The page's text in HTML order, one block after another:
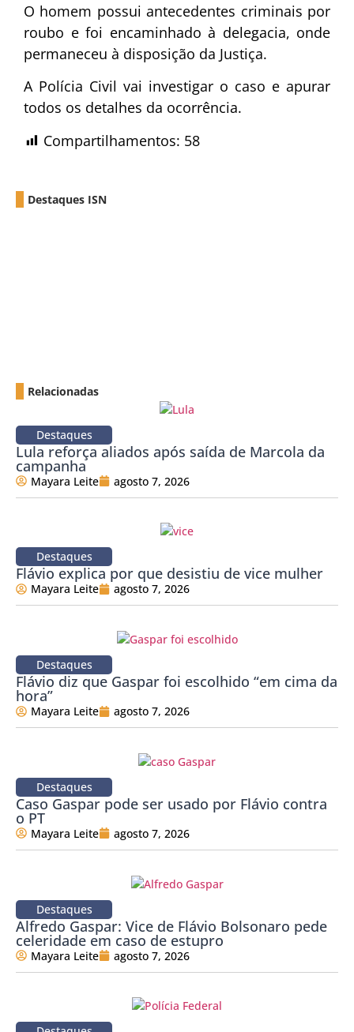
O homem possui antecedentes criminais por
roubo e foi encaminhado à delegacia, onde
permaneceu à disposição da Justiça.
A Polícia Civil vai investigar o caso e apurar
todos os detalhes da ocorrência.
Compartilhamentos: 58
Destaques ISN
Relacionadas
Destaques
Lula reforça aliados após saída de Marcola da
campanha
Mayara Leite agosto 7, 2026
Destaques
Flávio explica por que desistiu de vice mulher
Mayara Leite agosto 7, 2026
Destaques
Flávio diz que Gaspar foi escolhido “em cima da
hora”
Mayara Leite agosto 7, 2026
Destaques
Caso Gaspar pode ser usado por Flávio contra
o PT
Mayara Leite agosto 7, 2026
Destaques
Alfredo Gaspar: Vice de Flávio Bolsonaro pede
celeridade em caso de estupro
Mayara Leite agosto 7, 2026